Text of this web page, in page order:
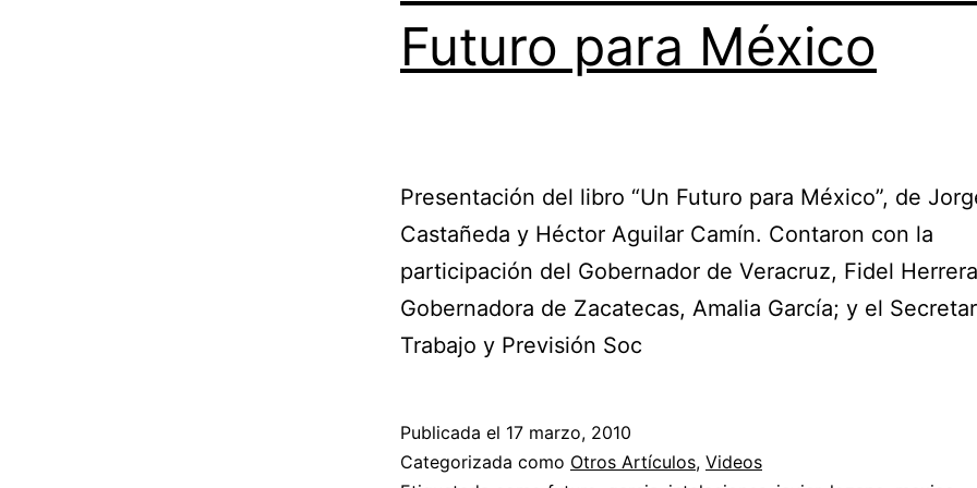
Futuro para México
Presentación del libro “Un Futuro para México”, de
Castañeda y Héctor Aguilar Camín. Contaron con la
participación del Gobernador de Veracruz, Fidel
Gobernadora de Zacatecas, Amalia García; y el
Trabajo y Previsión Soc
Publicada el 17 marzo, 2010
Categorizada como Otros Artículos, Videos